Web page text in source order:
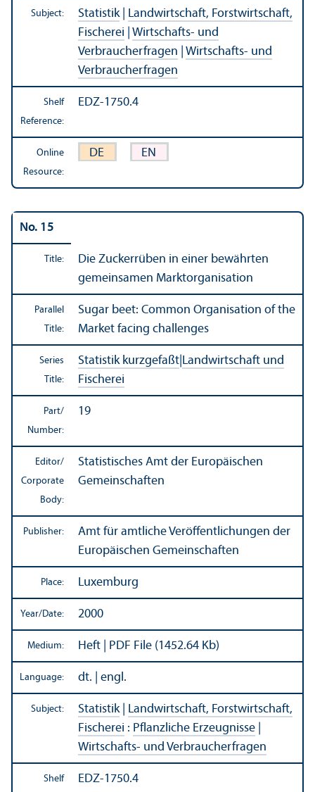
Subject: Statistik| Landwirtschaft, Forstwirtschaft,
Fischerei
Wirtschafts- und
Verbraucherfragen
Wirtschafts- und
Verbraucherfragen
Shelf
Reference:
EDZ-1750.4
Online
Resource:
DE EN
No. 15
Title:
Die Zuckerrüben in einer bewährten
gemeinsamen Marktorganisation
Parallel
Title:
Sugar beet: Common Organisation of the
Market facing challenges
Series
Title:
Statistik kurzgefaßt Landwirtschaft und
Fischerei
Part/
Number:
19
Editor/
Corporate
Body:
Statistisches Amt der Europäischen
Gemeinschaften
Publisher:
Amt für amtliche Veröffentlichungen der
Europäischen Gemeinschaften
Place: Luxemburg
Year/Date: 2000
Medium: Heft | PDF File (1452.64 Kb)
Language: dt. | engl.
Subject: Statistik| Landwirtschaft, Forstwirtschaft,
Fischerei : Pflanzliche Erzeugnisse
Wirtschafts- und Verbraucherfragen
Shelf
EDZ-1750.4